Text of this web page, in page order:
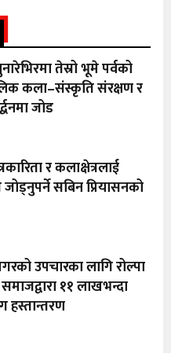
तेस्रो भूमे पर्वको
कला–संस्कृति संरक्षण र
जोड
र कलाक्षेत्रलाई
सबिन प्रियासनको
उपचारका लागि रोल्पा
११ लाखभन्दा
हस्तान्तरण